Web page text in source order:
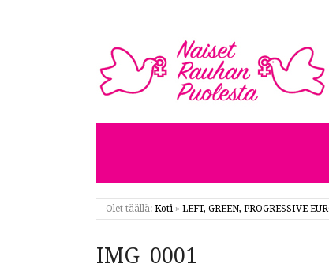
NAISET RAUHAN
Olet täällä: Koti » LEFT, GREEN, PROGRESSIVE
IMG_0001